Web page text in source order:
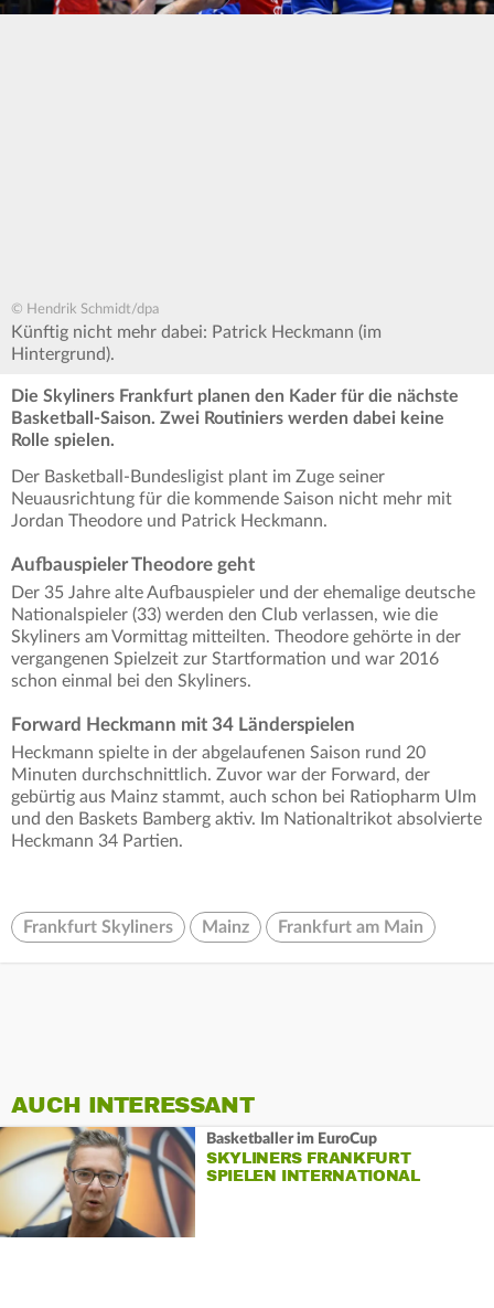
© Hendrik Schmidt/dpa
Künftig nicht mehr dabei: Patrick Heckmann (im
Hintergrund).
Die Skyliners Frankfurt planen den Kader für die nächste
Basketball-Saison. Zwei Routiniers werden dabei keine
Rolle spielen.
Der Basketball-Bundesligist plant im Zuge seiner
Neuausrichtung für die kommende Saison nicht mehr mit
Jordan Theodore und Patrick Heckmann.
Aufbauspieler Theodore geht
Der 35 Jahre alte Aufbauspieler und der ehemalige deutsche
Nationalspieler (33) werden den Club verlassen, wie die
Skyliners am Vormittag mitteilten. Theodore gehörte in der
vergangenen Spielzeit zur Startformation und war 2016
schon einmal bei den Skyliners.
Forward Heckmann mit 34 Länderspielen
Heckmann spielte in der abgelaufenen Saison rund 20
Minuten durchschnittlich. Zuvor war der Forward, der
gebürtig aus Mainz stammt, auch schon bei Ratiopharm Ulm
und den Baskets Bamberg aktiv. Im Nationaltrikot absolvierte
Heckmann 34 Partien.
Frankfurt Skyliners Mainz Frankfurt am Main
AUCH INTERESSANT
Basketballer im EuroCup
SKYLINERS FRANKFURT
SPIELEN INTERNATIONAL